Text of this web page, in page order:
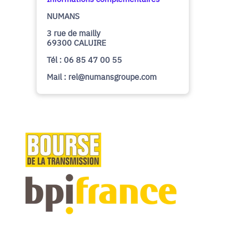
NUMANS
3 rue de mailly
69300 CALUIRE
Tél : 06 85 47 00 55
Mail : rel@numansgroupe.com